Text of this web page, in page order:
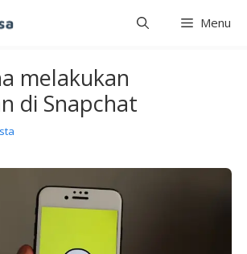
Menu
melakukan
di Snapchat